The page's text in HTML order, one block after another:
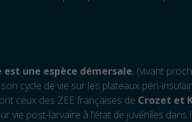
une espèce démersale, (vivant
cycle de vie sur les plateaux péri-
ceux des ZEE françaises de Crozet et
vie post-larvaire à l’état de juvéniles dans